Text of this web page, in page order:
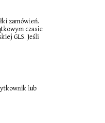
zamówień.
czasie
GLS. Jeśli
lub